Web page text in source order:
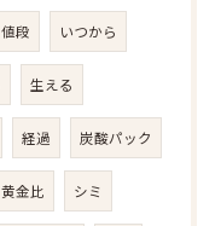
値段 いつから
生える
経過 炭酸パック
黄金比 シミ